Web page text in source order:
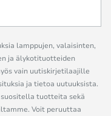
lamppujen, valaisinten,
ja älykotituotteiden
vain uutiskirjetilaajille
ja tietoa uutuuksista.
tuotteita sekä
Voit peruuttaa